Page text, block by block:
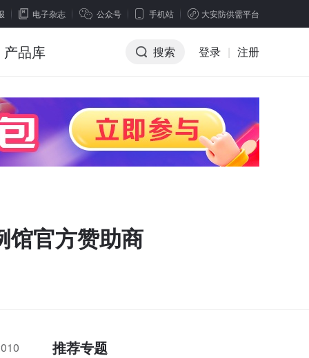
电子杂志 公众号 手机站 大安防供需平台
产品库 搜索 登录 | 注册
馆官方赞助商
推荐专题